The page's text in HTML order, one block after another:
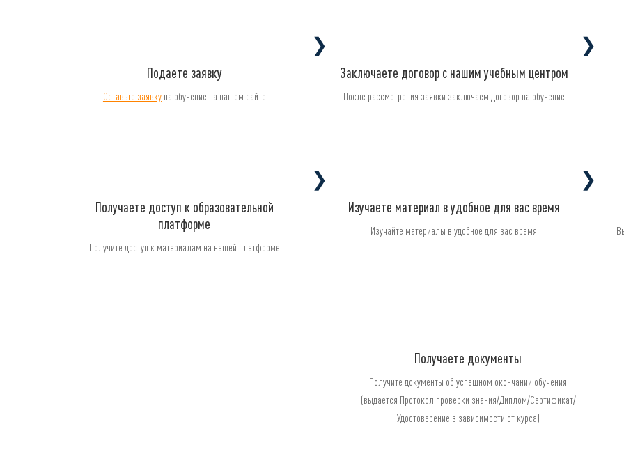
Подаете заявку
Оставьте заявкуна обучение на нашем сайте
❯
Заключаете договор с нашим учебным центром
После рассмотрения заявки заключаем договор на обучение
❯
Получаете доступ к образовательной
платформе
Получите доступ к материалам на нашей платформе
❯
Изучаете материал в удобное для вас время
Изучайте материалы в удобное для вас время
❯
Получаете документы
Получите документы об успешном окончании обучения
(выдается Протокол проверки знания/Диплом/Сертификат/
Удостоверение в зависимости от курса)